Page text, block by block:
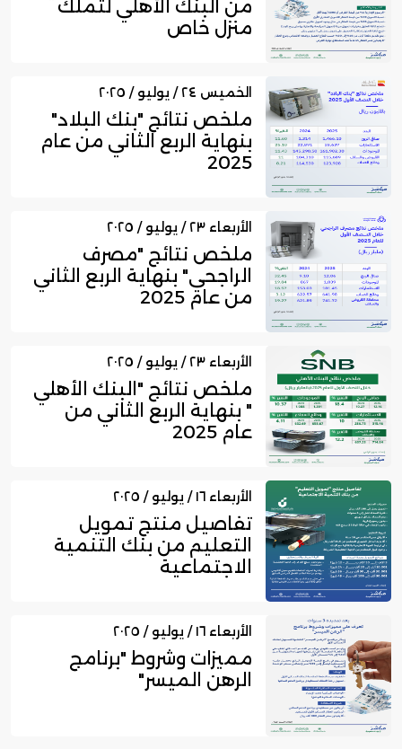
من البنك الأهلي لتملك
منزل خاص
الخميس ٢٤ / يوليو / ٢٠٢٥
ملخص نتائج "بنك البلاد"
بنهاية الربع الثاني من عام
2025
الأربعاء ٢٣ / يوليو / ٢٠٢٥
ملخص نتائج "مصرف
الراجحي" بنهاية الربع الثاني
من عام 2025
الأربعاء ٢٣ / يوليو / ٢٠٢٥
ملخص نتائج "البنك الأهلي
" بنهاية الربع الثاني من
عام 2025
الأربعاء ١٦ / يوليو / ٢٠٢٥
تفاصيل منتج تمويل
التعليم من بنك التنمية
الاجتماعية
الأربعاء ١٦ / يوليو / ٢٠٢٥
مميزات وشروط "برنامج
الرهن الميسر"